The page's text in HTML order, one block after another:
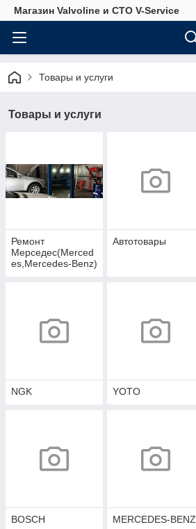
Магазин Valvoline и СТО V-Service
Товары и услуги
Товары и услуги
Ремонт
Мерседес(Merced
es,Mercedes-Benz)
Автотовары
NGK YOTO
BOSCH MERCEDES-BENZ